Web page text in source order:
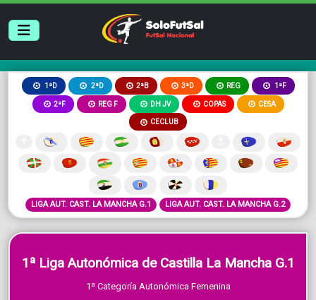
1ªD 2ªD 2ªB 3ªD REG 1ªF
2ªF REG F DH JV COPAS CESA
CECLUB
LIGA AUT. CAST. LA MANCHA G.1 LIGA AUT. CAST. LA MANCHA G.2
1ª Liga Autonómica de Castilla La Mancha G.1
1ª Categoría Autonómica Femenina